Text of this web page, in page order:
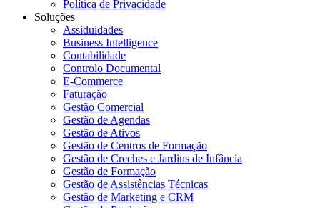
Política de Privacidade
Soluções
Assiduidades
Business Intelligence
Contabilidade
Controlo Documental
E-Commerce
Faturação
Gestão Comercial
Gestão de Agendas
Gestão de Ativos
Gestão de Centros de Formação
Gestão de Creches e Jardins de Infância
Gestão de Formação
Gestão de Assistências Técnicas
Gestão de Marketing e CRM